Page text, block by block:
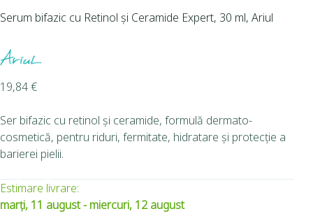
Serum bifazic cu Retinol și Ceramide Expert, 30 ml, Ariul
19,84€
Ser bifazic cu retinol și ceramide, formulă dermato-
cosmetică, pentru riduri, fermitate, hidratare și protecție a
barierei pielii.
Estimare livrare:
marți, 11 august - miercuri, 12 august